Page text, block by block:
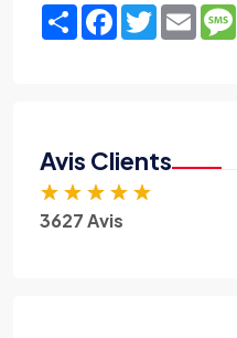
ShareFacebook
TwitterEmail
Avis Clients
★ ★ ★ ★ ★
3627 Avis